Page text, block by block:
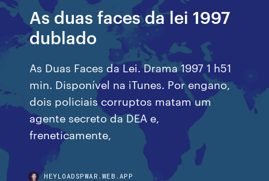
As duas faces da lei 1997
dublado
As Duas Faces da Lei. Drama 1997 1 h51
min. Disponível na iTunes. Por engano,
dois policiais corruptos matam um
agente secreto da DEA e,
freneticamente,
HEYLOADSPWAR.WEB.APP